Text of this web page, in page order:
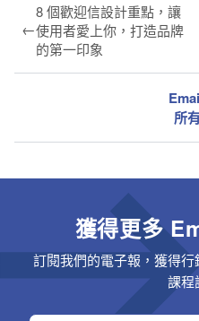
←
8 個歡迎信設計重點，讓
使用者愛上你，打造品牌
的第一印象
所
獲得更多
訂閱我們的電子報，獲得
課程